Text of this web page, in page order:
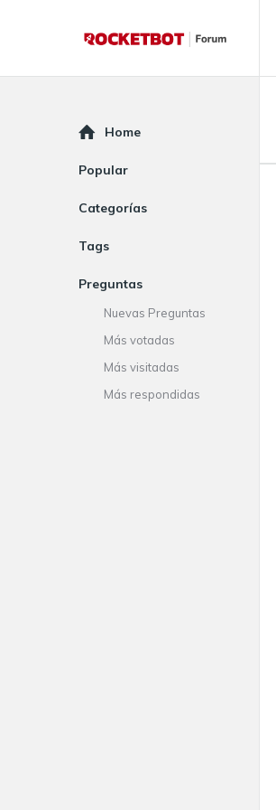
Forum
Explore
Home
Popular
Categorías
Tags
Preguntas
Nuevas Preguntas
Más votadas
Más visitadas
Más respondidas